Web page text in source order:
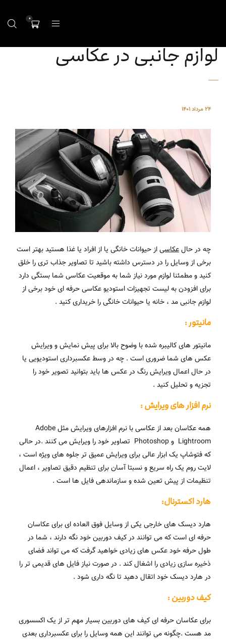
0
لوازم جانبی در عکاسی
24 مرداد 1401
چه در حالعکاسیاز حیوانات خانگی یا از افراد یا غذا هستید بهتر است
برخی از وسایل را در دسترس داشته باشید تا تصاویر جذاب تری را خلق
کنید و مطمئنا لوازم مورد نیاز شما به موقعیت عکاسی شما بستگی دارد
برای افزودن به لیست تجهیزات استودیو عکاسی حرفه ای خود برخی از
لوازم جانبی مد ، خانه یا حیوانات خانگی را خریداری کنید .
مانیتور :
مانیتور های کالیبره شده با وضوح بالا برای پیش نمایش و ویرایش
عکس های شما ضروری است . چه در وسط عکسبرداری استودیویی یا
در حال اعمال ویرایش رنگ در عکس ها باید بتوانید تصویر خود را
تجزیه و تحلیل کنید .
نرم افزار های ویرایش :
همه عکاسان بعد از عکاسی با نرم افزارهای ویرایش مثل Adobe
Lightroom و Photoshop تصاویر خود را ویرایش می کنند .در حالی
که فتوشاپ یک ابزار عالی برای ویرایش عمیق تر جلوه های ویژه است ،
لایت روم یک راه سریع و نسبتا آسان برای تنظیم دقیق تصاویر ، اعمال
تنظیمات از پیش تعین شده و سازماندهی فایل ها است .
هارد اکسترنال:
هارد دیسک های خارجی یکی از وسایل فوق العاده ای برای عکاسان
حرفه ای است که می توانند در کیف دوربین خود نگه دارند ، شما در
طول حرفه خود عکس های زیادی خواهید گرفت که می تواند فضای
ذخیره سازی زیادی را اشغال کند . در صورت نیاز فایل های قدیمی تر را
در هارد دیسک خود اتقال دهید تا نگه داری شود .
کیف دوربین :
برای عکاسان حرفه ای کیف های دوربین بسیار مهم تر از یک اکسسوری
مد هست .چگونه می توانند این همه وسایل را برای عکسبرداری بعدی